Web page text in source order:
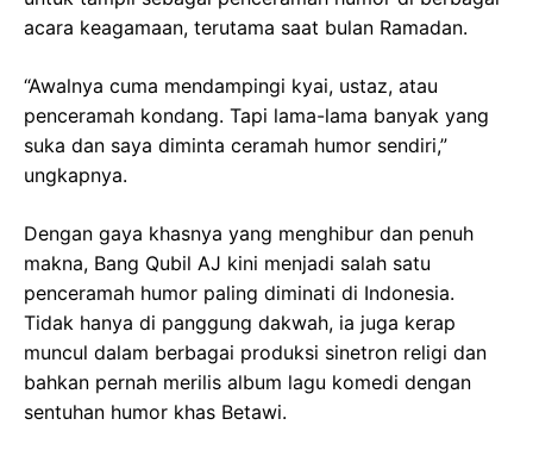
acara keagamaan, terutama saat bulan Ramadan.
“Awalnya cuma mendampingi kyai, ustaz, atau
penceramah kondang. Tapi lama-lama banyak yang
suka dan saya diminta ceramah humor sendiri,”
ungkapnya.
Dengan gaya khasnya yang menghibur dan penuh
makna, Bang Qubil AJ kini menjadi salah satu
penceramah humor paling diminati di Indonesia.
Tidak hanya di panggung dakwah, ia juga kerap
muncul dalam berbagai produksi sinetron religi dan
bahkan pernah merilis album lagu komedi dengan
sentuhan humor khas Betawi.